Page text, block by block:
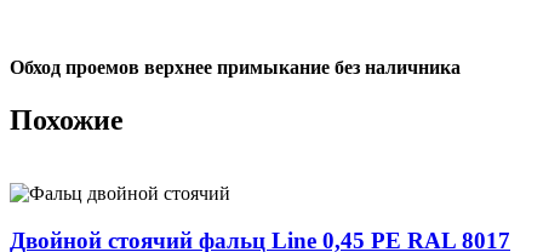
Обход проемов верхнее примыкание без наличника
Похожие
Двойной стоячий фальц Line 0,45 PE RAL 8017